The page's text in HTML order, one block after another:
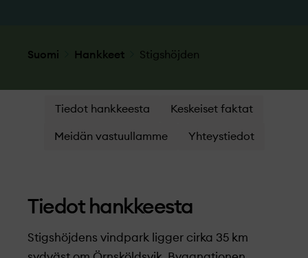
Suomi Hankkeet Stigshöjden
Tiedot hankkeesta Keskeiset faktat
Meidän vastuullamme Yhteystiedot
Tiedot hankkeesta
Stigshöjdens vindpark ligger cirka 35 km